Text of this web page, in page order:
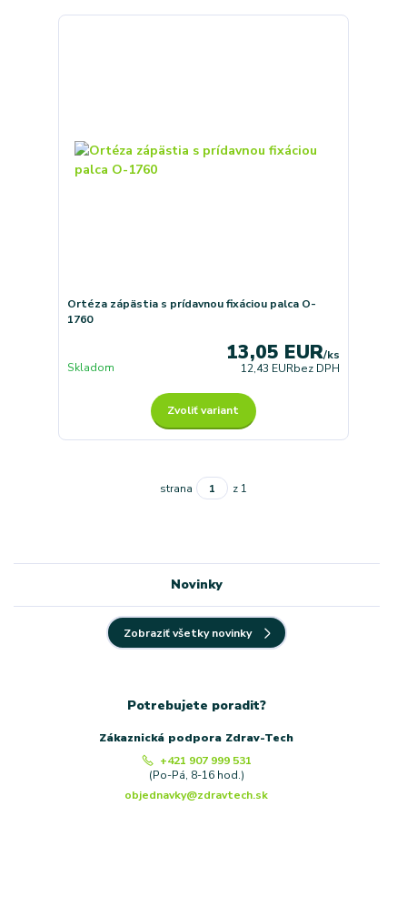
Ortéza zápästia s prídavnou fixáciou palca O-
1760
13,05 EUR/ks
12,43 EURbez DPH
Skladom
Zvoliť variant
strana z 1
Novinky
Zobraziť všetky novinky
Potrebujete poradit?
Zákaznická podpora Zdrav-Tech
+421 907 999 531
(Po-Pá, 8-16 hod.)
objednavky@zdravtech.sk